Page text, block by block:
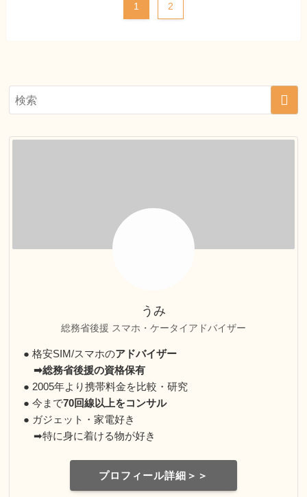
1 2
うみ
総務省後援 スマホ・ケータイアドバイザー
● 格安SIM/スマホのアドバイザー
➡総務省後援の資格保有
● 2005年より携帯料金を比較・研究
● 今まで70回線以上をコンサル
● ガジェット・家電好き
➡特に身に着ける物が好き
プロフィール詳細＞＞